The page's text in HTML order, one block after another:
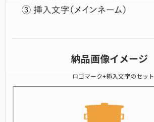
納品画像イメージ
ロゴマーク+挿入文字のセット